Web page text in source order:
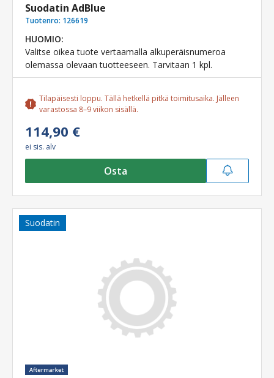
Suodatin AdBlue
Tuotenro: 126619
HUOMIO:
Valitse oikea tuote vertaamalla alkuperäisnumeroa
olemassa olevaan tuotteeseen. Tarvitaan 1 kpl.
Tilapäisesti loppu. Tällä hetkellä pitkä toimitusaika. Jälleen
varastossa 8–9 viikon sisällä.
114,90 €
ei sis. alv
Osta
Suodatin